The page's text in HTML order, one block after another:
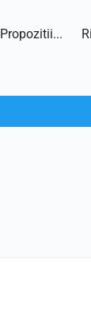
Propozitii...